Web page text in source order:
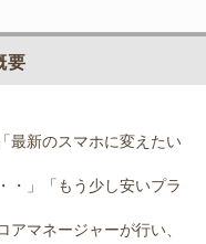
要
最新のスマホに変えたい
・」「もう少し安いプラ
マネージャーが行い、